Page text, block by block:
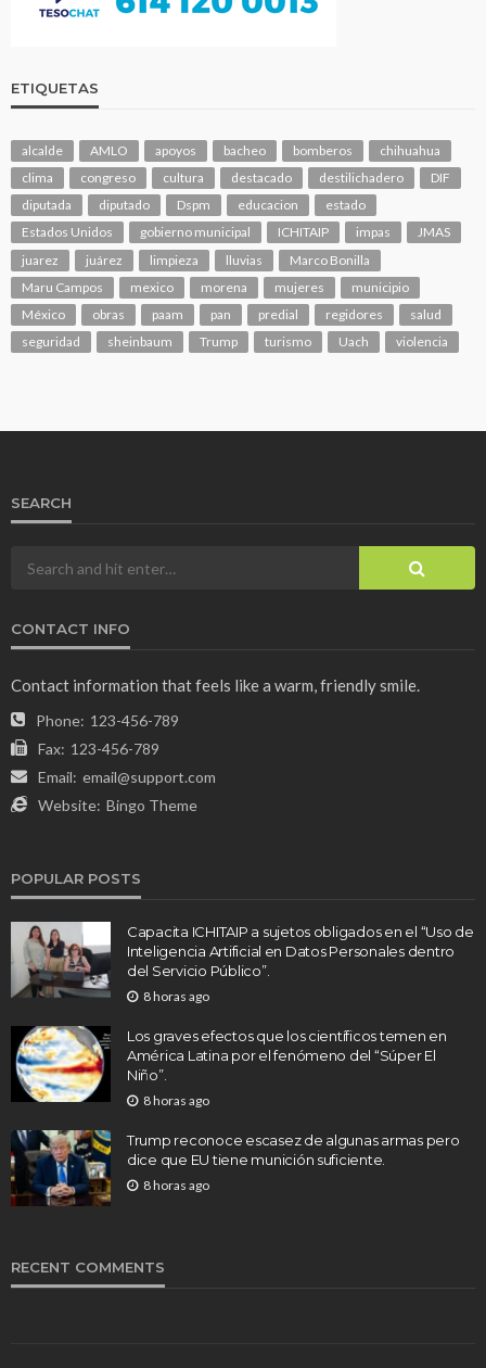
ETIQUETAS
alcalde AMLO apoyos bacheo bomberos
chihuahua
clima
congreso cultura destacado destilichadero
DIF
diputada
diputado Dspm educacion
estado
Estados Unidos
gobierno municipal ICHITAIP impas
JMAS
juarez
juárez limpieza lluvias
Marco Bonilla
Maru Campos
mexico morena mujeres
municipio
México
obras paam pan predial regidores
salud
seguridad
sheinbaum Trump turismo Uach violencia
SEARCH
CONTACT INFO
Contact information that feels like a warm, friendly smile.
Phone: 123-456-789
Fax: 123-456-789
Email: email@support.com
Website: Bingo Theme
POPULAR POSTS
Capacita ICHITAIP a sujetos obligados en el “Uso de
Inteligencia Artificial en Datos Personales dentro
del Servicio Público”.
8 horas ago
Los graves efectos que los científicos temen en
América Latina por el fenómeno del “Súper El
Niño”.
8 horas ago
Trump reconoce escasez de algunas armas pero
dice que EU tiene munición suficiente.
8 horas ago
RECENT COMMENTS